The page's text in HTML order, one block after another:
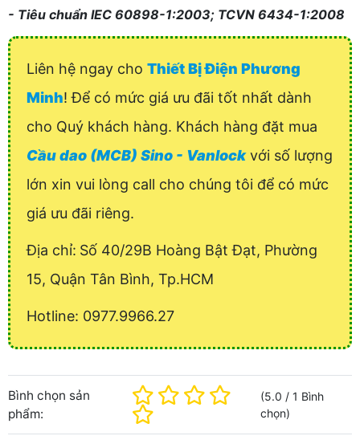
- Tiêu chuẩn IEC 60898-1:2003; TCVN 6434-1:2008
Liên hệ ngay cho Thiết Bị Điện Phương
Minh! Để có mức giá ưu đãi tốt nhất dành
cho Quý khách hàng. Khách hàng đặt mua
Cầu dao (MCB) Sino - Vanlockvới số lượng
lớn xin vui lòng call cho chúng tôi để có mức
giá ưu đãi riêng.
Địa chỉ: Số 40/29B Hoàng Bật Đạt, Phường
15, Quận Tân Bình, Tp.HCM
Hotline: 0977.9966.27
Bình chọn sản
phẩm:
(5.0 /1 Bình
chọn)